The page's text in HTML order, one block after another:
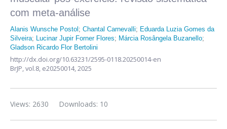
com meta-análise
Alanis Wunsche Postol ; Chantal Carnevalli; Eduarda Luzia Gomes da
Silveira; Lucinar Jupir Forner Flores; Márcia Rosângela Buzanello;
Gladson Ricardo Flor Bertolini
http://dx.doi.org/10.63231/2595-0118.20250014-en
BrJP,vol.8, e20250014, 2025
Downloads: 10
Views: 2630